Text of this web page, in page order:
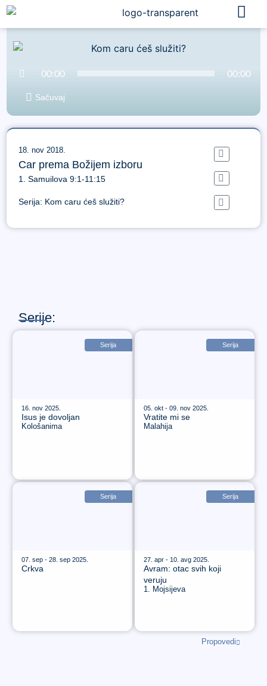
00:00 00:00
Sačuvaj
18. nov 2018.
Car prema Božijem izboru
1. Samuilova 9:1-11:15
Serija: Kom caru ćeš služiti?
Serije:
Serija
16. nov 2025.
Isus je dovoljan
Kološanima
Serija
05. okt - 09. nov 2025.
Vratite mi se
Malahija
Serija
07. sep - 28. sep 2025.
Crkva
Serija
27. apr - 10. avg 2025.
Avram: otac svih koji
veruju
1. Mojsijeva
Propovedi